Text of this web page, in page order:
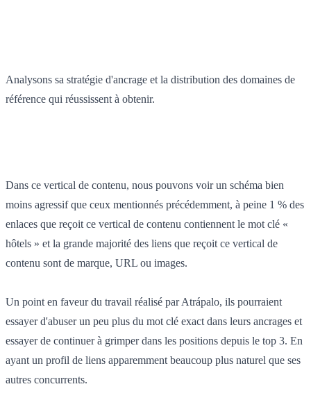
Analysons sa stratégie d'ancrage et la distribution des domaines de
référence qui réussissent à obtenir.
Dans ce vertical de contenu, nous pouvons voir un schéma bien
moins agressif que ceux mentionnés précédemment, à peine 1 % des
enlaces que reçoit ce vertical de contenu contiennent le mot clé «
hôtels » et la grande majorité des liens que reçoit ce vertical de
contenu sont de marque, URL ou images.
Un point en faveur du travail réalisé par Atrápalo, ils pourraient
essayer d'abuser un peu plus du mot clé exact dans leurs ancrages et
essayer de continuer à grimper dans les positions depuis le top 3. En
ayant un profil de liens apparemment beaucoup plus naturel que ses
autres concurrents.